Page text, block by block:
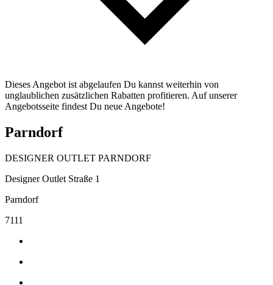
Dieses Angebot ist abgelaufen Du kannst weiterhin von
unglaublichen zusätzlichen Rabatten profitieren. Auf unserer
Angebotsseite findest Du neue Angebote!
Parndorf
DESIGNER OUTLET PARNDORF
Designer Outlet Straße 1
Parndorf
7111